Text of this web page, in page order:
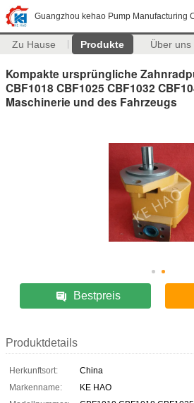
Guangzhou kehao Pump Manufacturing
Zu Hause Produkte Über uns
Kompakte ursprüngliche
CBF1018 CBF1025 CBF1032
Maschinerie und des Fahrzeugs
Bestpreis
Produktdetails
Herkunftsort:
China
Markenname:
KE HAO